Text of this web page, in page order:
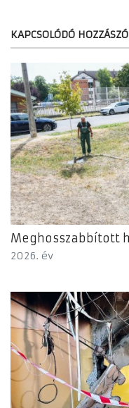
KAPCSOLÓDÓ
Meghosszabbított
2026. év